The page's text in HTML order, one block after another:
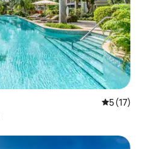
5 av 5 i
5 (17)